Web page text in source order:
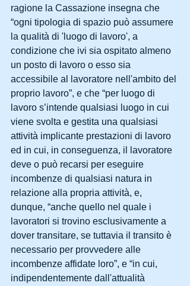
ragione la Cassazione insegna che
“ogni tipologia di spazio può assumere
la qualità di 'luogo di lavoro', a
condizione che ivi sia ospitato almeno
un posto di lavoro o esso sia
accessibile al lavoratore nell'ambito del
proprio lavoro”, e che “per luogo di
lavoro s’intende qualsiasi luogo in cui
viene svolta e gestita una qualsiasi
attività implicante prestazioni di lavoro
ed in cui, in conseguenza, il lavoratore
deve o può recarsi per eseguire
incombenze di qualsiasi natura in
relazione alla propria attività, e,
dunque, “anche quello nel quale i
lavoratori si trovino esclusivamente a
dover transitare, se tuttavia il transito è
necessario per provvedere alle
incombenze affidate loro”, e “in cui,
indipendentemente dall'attualità